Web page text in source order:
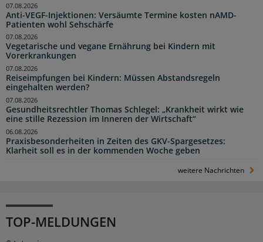
Anti-VEGF-Injektionen: Versäumte Termine kosten nAMD-
Patienten wohl Sehschärfe
07.08.2026
Vegetarische und vegane Ernährung bei Kindern mit
Vorerkrankungen
07.08.2026
Reiseimpfungen bei Kindern: Müssen Abstandsregeln
eingehalten werden?
07.08.2026
Gesundheitsrechtler Thomas Schlegel: „Krankheit wirkt wie
eine stille Rezession im Inneren der Wirtschaft“
07.08.2026
Praxisbesonderheiten in Zeiten des GKV-Spargesetzes:
Klarheit soll es in der kommenden Woche geben
06.08.2026
weitere Nachrichten
TOP-MELDUNGEN